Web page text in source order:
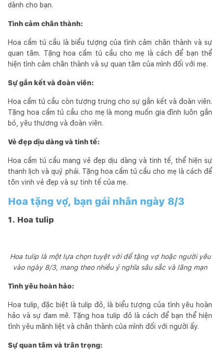
dành cho bạn.
Tình cảm chân thành:
Hoa cẩm tú cầu là biểu tượng của tình cảm chân thành và sự
quan tâm. Tặng hoa cẩm tú cầu cho mẹ là cách để bạn thể
hiện tình cảm chân thành và sự quan tâm của mình đối với mẹ.
Sự gắn kết và đoàn viên:
Hoa cẩm tú cầu còn tượng trưng cho sự gắn kết và đoàn viên.
Tặng hoa cẩm tú cầu cho mẹ là mong muốn gia đình luôn gắn
bó, yêu thương và đoàn viên.
Vẻ đẹp dịu dàng và tinh tế:
Hoa cẩm tú cầu mang vẻ đẹp dịu dàng và tinh tế, thể hiện sự
thanh lịch và quý phái. Tặng hoa cẩm tú cầu cho mẹ là cách để
tôn vinh vẻ đẹp và sự tinh tế của mẹ.
Hoa tặng vợ, bạn gái nhân ngày 8/3
1. Hoa tulip
Hoa tulip là một lựa chọn tuyệt vời để tặng vợ hoặc người yêu
vào ngày 8/3, mang theo nhiều ý nghĩa sâu sắc và lãng mạn
Tình yêu hoàn hảo:
Hoa tulip, đặc biệt là tulip đỏ, là biểu tượng của tình yêu hoàn
hảo và sự đam mê. Tặng hoa tulip đỏ là cách để bạn thể hiện
tình yêu mãnh liệt và chân thành của mình đối với người ấy.
Sự quan tâm và trân trọng: